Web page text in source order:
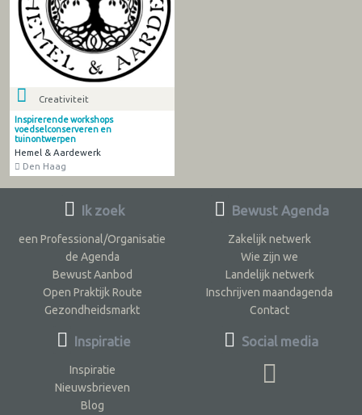
Creativiteit
Inspirerende workshops
voedselconserveren en
tuinontwerpen
Hemel & Aardewerk
Den Haag
Ik zoek
een Professional/Organisatie
de Agenda
Bewust Aanbod
Open Praktijk Route
Gezondheidsmarkt
Inspiratie
Inspiratie
Nieuwsbrieven
Blog
Bewust Agenda
Zakelijk netwerk
Wie zijn we
Landelijk netwerk
Inschrijven maandagenda
Contact
Social media